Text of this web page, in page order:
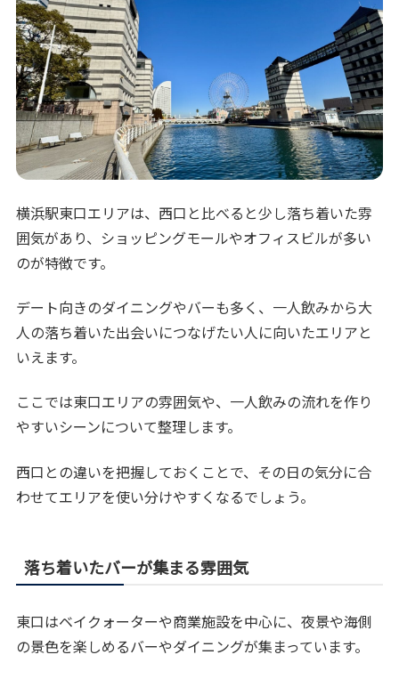
横浜駅東口エリアは、西口と比べると少し落ち着いた雰
囲気があり、ショッピングモールやオフィスビルが多い
のが特徴です。
デート向きのダイニングやバーも多く、一人飲みから大
人の落ち着いた出会いにつなげたい人に向いたエリアと
いえます。
ここでは東口エリアの雰囲気や、一人飲みの流れを作り
やすいシーンについて整理します。
西口との違いを把握しておくことで、その日の気分に合
わせてエリアを使い分けやすくなるでしょう。
落ち着いたバーが集まる雰囲気
東口はベイクォーターや商業施設を中心に、夜景や海側
の景色を楽しめるバーやダイニングが集まっています。